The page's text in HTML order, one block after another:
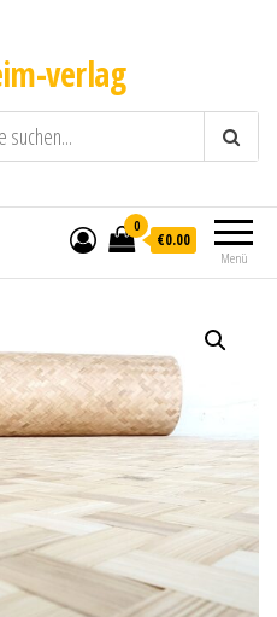
verlag
Menü
0
€0.00